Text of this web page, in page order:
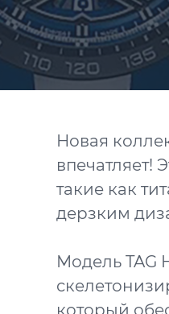
Новая
впечатляет!
такие как
дерзким
Модель TAG
который